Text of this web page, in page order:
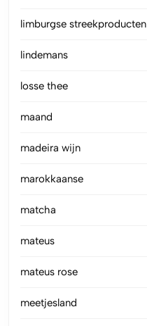
limburgse streekproducten
lindemans
losse thee
maand
madeira wijn
marokkaanse
matcha
mateus
mateus rose
meetjesland